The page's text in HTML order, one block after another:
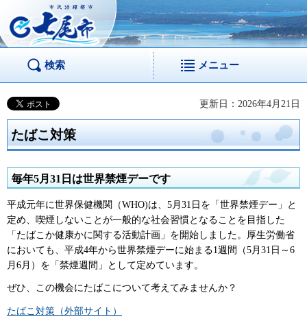
市民活躍都市 七尾
市
検索 メニュー
更新日：2026年4月21日
たばこ対策
毎年5月31日は世界禁煙デーです
平成元年に世界保健機関（WHO)は、5月31日を「世界禁煙デー」と
定め、喫煙しないことが一般的な社会習慣となることを目指した
「たばこか健康かに関する活動計画」を開始しました。厚生労働省
においても、平成4年から世界禁煙デーに始まる1週間（5月31日～6
月6月）を「禁煙週間」として定めています。
ぜひ、この機会にたばこについて考えてみませんか？
たばこ対策（外部サイト）